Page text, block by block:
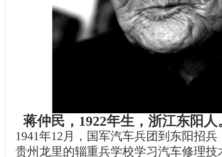
蒋仲民，1922年生，浙江东阳
1941年12月，国军汽车兵团到东阳招
贵州龙里的辎重兵学校学习汽车修理技